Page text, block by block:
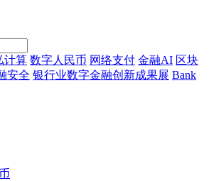
计算 数字人民币 网络支付 金融AI 区块
安全 银行业数字金融创新成果展 Bank